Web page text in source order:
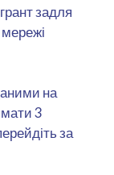
задля
на
3
за